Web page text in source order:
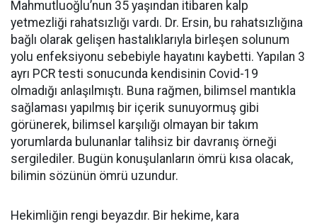
Mahmutluoğlu’nun 35 yaşından itibaren kalp
yetmezliği rahatsızlığı vardı. Dr. Ersin, bu rahatsızlığına
bağlı olarak gelişen hastalıklarıyla birleşen solunum
yolu enfeksiyonu sebebiyle hayatını kaybetti. Yapılan 3
ayrı PCR testi sonucunda kendisinin Covid-19
olmadığı anlaşılmıştı. Buna rağmen, bilimsel mantıkla
sağlaması yapılmış bir içerik sunuyormuş gibi
görünerek, bilimsel karşılığı olmayan bir takım
yorumlarda bulunanlar talihsiz bir davranış örneği
sergilediler. Bugün konuşulanların ömrü kısa olacak,
bilimin sözünün ömrü uzundur.
Hekimliğin rengi beyazdır. Bir hekime, kara